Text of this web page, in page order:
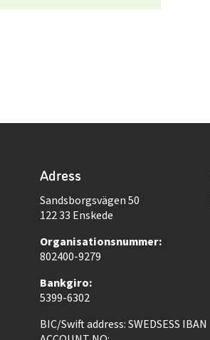
Adress
Sandsborgsvägen 50
122 33 Enskede
Organisationsnummer:
802400-9279
Bankgiro:
5399-6302
BIC/Swift address: SWEDSESS IBAN